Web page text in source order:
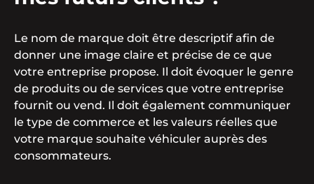
Le nom de marque doit être descriptif afin de
donner une image claire et précise de ce que
votre entreprise propose. Il doit évoquer le genre
de produits ou de services que votre entreprise
fournit ou vend. Il doit également communiquer
le type de commerce et les valeurs réelles que
votre marque souhaite véhiculer auprès des
consommateurs.